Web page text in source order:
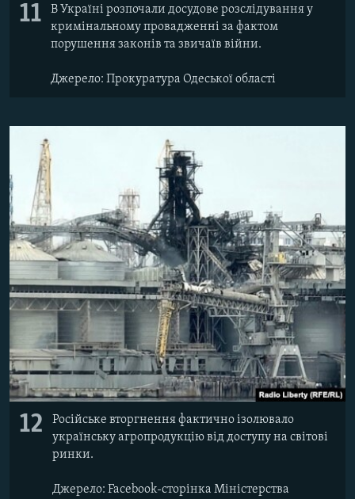
11
В Україні розпочали досудове розслідування у
кримінальному провадженні за фактом
порушення законів та звичаїв війни.
Джерело: Прокуратура Одеської області
12
Російське вторгнення фактично ізолювало
українську агропродукцію від доступу на світові
ринки.
Джерело: Facebook-сторінка Міністерства